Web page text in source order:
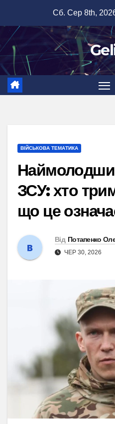
вмісту
Сб. Сер 8th,
ВІЙСЬКОВА ТЕМАТИКА
ЗСУ: хто
що це
Від Потапенко
ЧЕР 30, 2026